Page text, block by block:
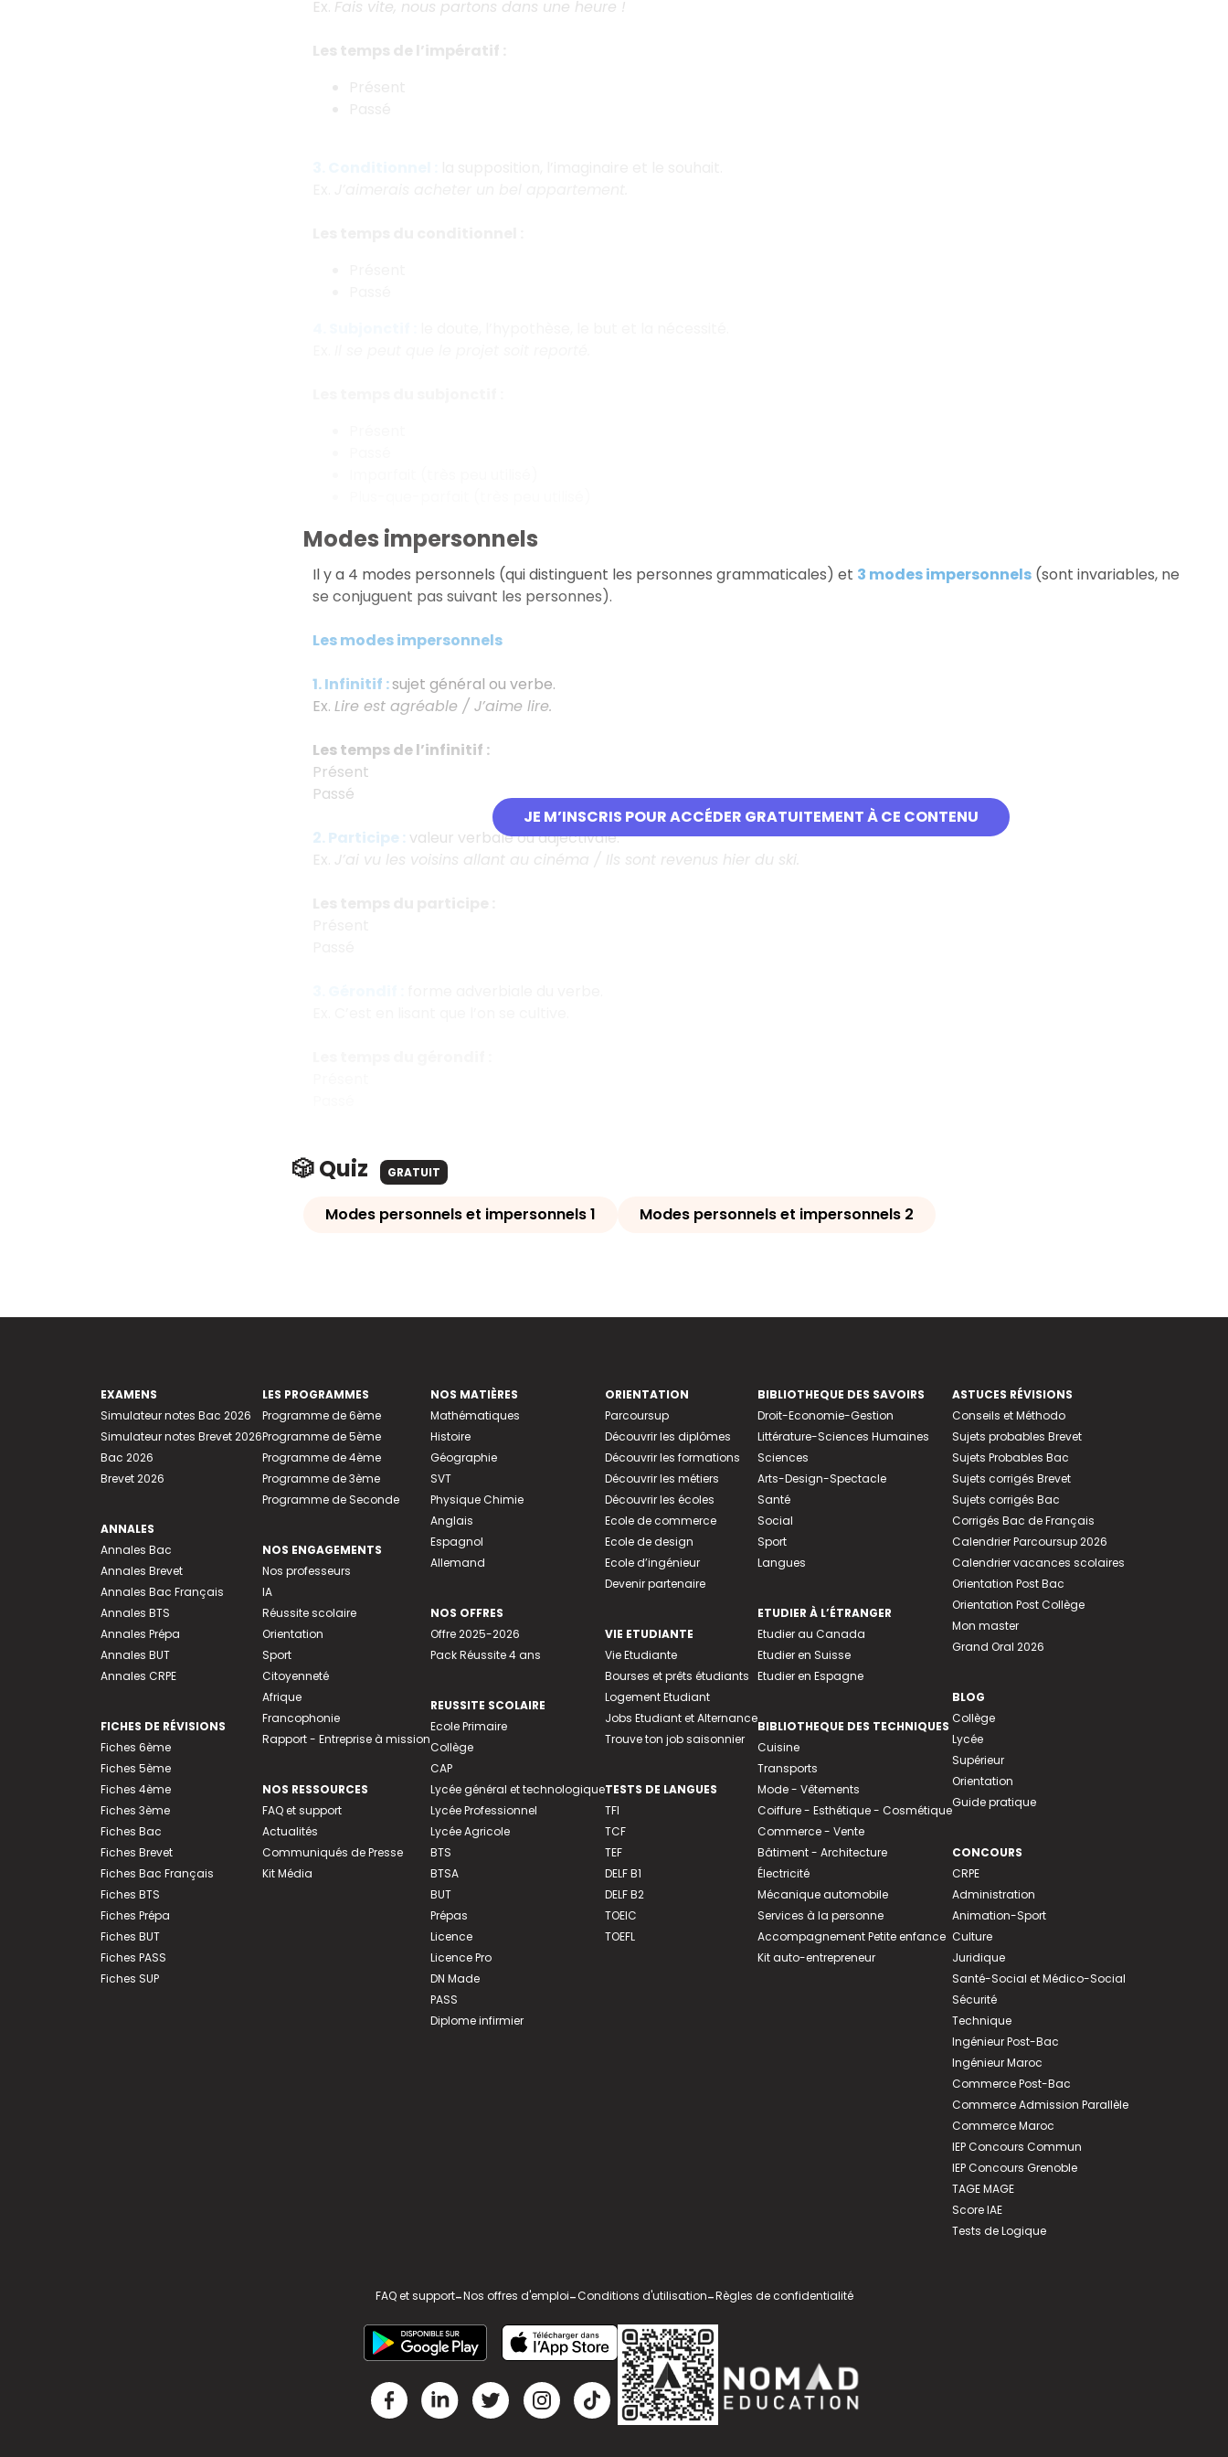
Ex. Fais vite, nous partons dans une heure !
Les temps de l’impératif :
JE M’INSCRIS POUR ACCÉDER GRATUITEMENT À CE CONTENU
Modes impersonnels
Il y a 4 modes personnels (qui distinguent les personnes grammaticales) et 3 modes impersonnels(sont invariables, ne
se conjuguent pas suivant les personnes).
Les modes impersonnels
1. Infinitif :sujet général ou verbe.
Ex. Lire est agréable / J’aime lire.
Les temps de l’infinitif :
Présent
Passé
2. Participe : valeur verbale ou adjectivale.
Ex. J’ai vu les voisins allant au cinéma / Ils sont revenus hier du ski.
🎲 Quiz GRATUIT
Modes personnels et impersonnels 1 Modes personnels et impersonnels 2
EXAMENS
Simulateur notes Bac 2026
Simulateur notes Brevet 2026
Bac 2026
Brevet 2026
ANNALES
Annales Bac
Annales Brevet
Annales Bac Français
Annales BTS
Annales Prépa
Annales BUT
Annales CRPE
FICHES DE RÉVISIONS
Fiches 6ème
Fiches 5ème
Fiches 4ème
Fiches 3ème
Fiches Bac
Fiches Brevet
Fiches Bac Français
Fiches BTS
Fiches Prépa
Fiches BUT
Fiches PASS
Fiches SUP
LES PROGRAMMES
Programme de 6ème
Programme de 5ème
Programme de 4ème
Programme de 3ème
Programme de Seconde
NOS ENGAGEMENTS
Nos professeurs
IA
Réussite scolaire
Orientation
Sport
Citoyenneté
Afrique
Francophonie
Rapport - Entreprise à mission
NOS RESSOURCES
FAQ et support
Actualités
Communiqués de Presse
Kit Média
NOS MATIÈRES
Mathématiques
Histoire
Géographie
SVT
Physique Chimie
Anglais
Espagnol
Allemand
NOS OFFRES
Offre 2025-2026
Pack Réussite 4 ans
REUSSITE SCOLAIRE
Ecole Primaire
Collège
CAP
Lycée général et technologique
Lycée Professionnel
Lycée Agricole
BTS
BTSA
BUT
Prépas
Licence
Licence Pro
DN Made
PASS
Diplome infirmier
ORIENTATION
Parcoursup
Découvrir les diplômes
Découvrir les formations
Découvrir les métiers
Découvrir les écoles
Ecole de commerce
Ecole de design
Ecole d’ingénieur
Devenir partenaire
VIE ETUDIANTE
Vie Etudiante
Bourses et prêts étudiants
Logement Etudiant
Jobs Etudiant et Alternance
Trouve ton job saisonnier
TESTS DE LANGUES
TFI
TCF
TEF
DELF B1
DELF B2
TOEIC
TOEFL
BIBLIOTHEQUE DES SAVOIRS
Droit-Economie-Gestion
Littérature-Sciences Humaines
Sciences
Arts-Design-Spectacle
Santé
Social
Sport
Langues
ETUDIER À L’ÉTRANGER
Etudier au Canada
Etudier en Suisse
Etudier en Espagne
BIBLIOTHEQUE DES TECHNIQUES
Cuisine
Transports
Mode - Vêtements
Coiffure - Esthétique - Cosmétique
Commerce - Vente
Bâtiment - Architecture
Électricité
Mécanique automobile
Services à la personne
Accompagnement Petite enfance
Kit auto-entrepreneur
ASTUCES RÉVISIONS
Conseils et Méthodo
Sujets probables Brevet
Sujets Probables Bac
Sujets corrigés Brevet
Sujets corrigés Bac
Corrigés Bac de Français
Calendrier Parcoursup 2026
Calendrier vacances scolaires
Orientation Post Bac
Orientation Post Collège
Mon master
Grand Oral 2026
BLOG
Collège
Lycée
Supérieur
Orientation
Guide pratique
CONCOURS
CRPE
Administration
Animation-Sport
Culture
Juridique
Santé-Social et Médico-Social
Sécurité
Technique
Ingénieur Post-Bac
Ingénieur Maroc
Commerce Post-Bac
Commerce Admission Parallèle
Commerce Maroc
IEP Concours Commun
IEP Concours Grenoble
TAGE MAGE
Score IAE
Tests de Logique
FAQ et support-Nos offres d'emploi-Conditions d'utilisation-Règles de confidentialité